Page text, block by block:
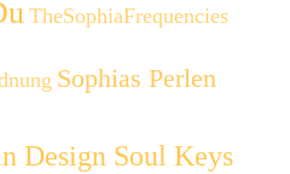
TheSophiaFrequencies
Sophias Perlen
Design Soul Keys